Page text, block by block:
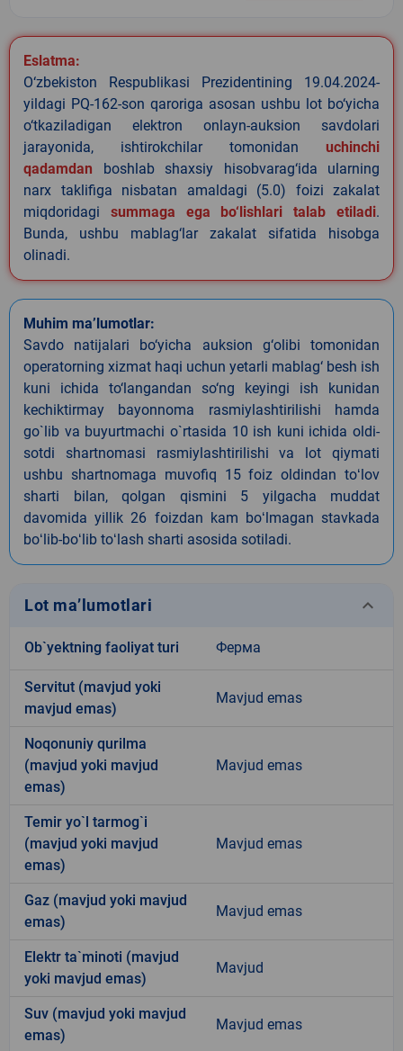
Eslatma:
O‘zbekiston Respublikasi Prezidentining 19.04.2024-
yildagi PQ-162-son qaroriga asosan ushbu lot bo‘yicha
o‘tkaziladigan elektron onlayn-auksion savdolari
jarayonida, ishtirokchilar tomonidan uchinchi
qadamdan boshlab shaxsiy hisobvarag‘ida ularning
narx taklifiga nisbatan amaldagi (5.0) foizi zakalat
miqdoridagi summaga ega bo‘lishlari talab etiladi.
Bunda, ushbu mablag‘lar zakalat sifatida hisobga
olinadi.
Muhim ma’lumotlar:
Savdo natijalari bo‘yicha auksion g‘olibi tomonidan
operatorning xizmat haqi uchun yetarli mablag‘ besh ish
kuni ichida to‘langandan so‘ng keyingi ish kunidan
kechiktirmay bayonnoma rasmiylashtirilishi hamda
go`lib va buyurtmachi o`rtasida 10 ish kuni ichida oldi-
sotdi shartnomasi rasmiylashtirilishi va lot qiymati
ushbu shartnomaga muvofiq 15 foiz oldindan toʻlov
sharti bilan, qolgan qismini 5 yilgacha muddat
davomida yillik 26 foizdan kam boʻlmagan stavkada
boʻlib-boʻlib toʻlash sharti asosida sotiladi.
Lot ma’lumotlari keyboard_arrow_down
Ob`yektning faoliyat turi Ферма
Servitut (mavjud yoki
mavjud emas)
Mavjud emas
Noqonuniy qurilma
(mavjud yoki mavjud
emas)
Mavjud emas
Temir yo`l tarmog`i
(mavjud yoki mavjud
emas)
Mavjud emas
Gaz (mavjud yoki mavjud
emas)
Mavjud emas
Elektr ta`minoti (mavjud
yoki mavjud emas)
Mavjud
Suv (mavjud yoki mavjud
emas)
Mavjud emas